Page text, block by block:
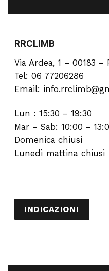
RRCLIMB
Via Ardea, 1 – 00183 –
Tel: 06 77206286
Email:
Lun : 15:30 – 19:30
Mar – Sab: 10:00 –
Domenica chiusi
Lunedì mattina chiusi
INDICAZIONI